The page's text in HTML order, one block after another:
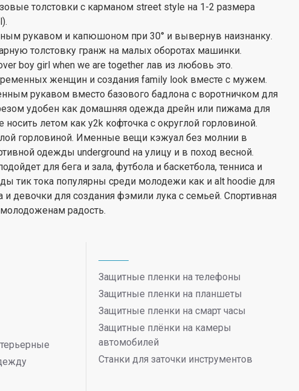
толстовки с карманом street style на 1-2 размера
рукавом и капюшоном при 30° и вывернув наизнанку.
толстовку гранж на малых оборотах машинки.
boy girl when we are together лав из любовь это.
женщин и создания family look вместе с мужем.
рукавом вместо базового бадлона с воротничком для
удобен как домашняя одежда дрейн или пижама для
летом как y2k кофточка с округлой горловиной.
горловиной. Именные вещи кэжуал без молнии в
одежды underground на улицу и в поход весной.
для бега и зала, футбола и баскетбола, тенниса и
тик тока популярны среди молодежи как и alt hoodie для
и девочки для создания фэмили лука с семьей. Спортивная
радость.
Защитные пленки на телефоны
Защитные пленки на планшеты
Защитные пленки на смарт часы
Защитные плёнки на камеры
автомобилей
Станки для заточки инструментов